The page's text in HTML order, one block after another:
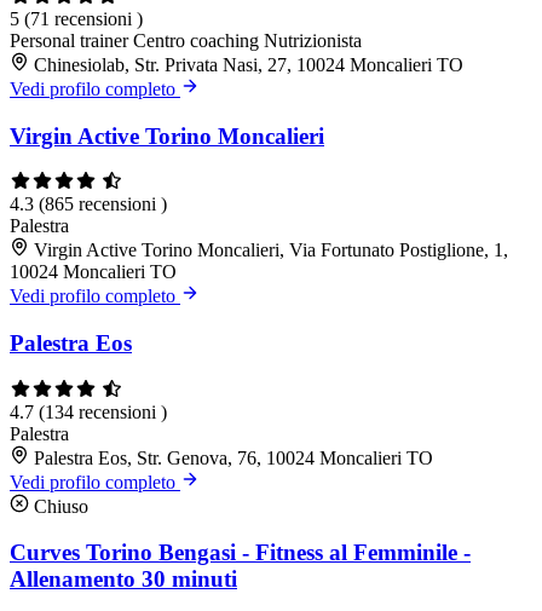
5 (71 recensioni )
Personal trainerCentro coaching Nutrizionista
Chinesiolab, Str. Privata Nasi, 27, 10024 Moncalieri TO
Vedi profilo completo
Virgin Active Torino Moncalieri
4.3 (865 recensioni )
Palestra
Virgin Active Torino Moncalieri, Via Fortunato Postiglione, 1,
10024 Moncalieri TO
Vedi profilo completo
Palestra Eos
4.7 (134 recensioni )
Palestra
Palestra Eos, Str. Genova, 76, 10024 Moncalieri TO
Vedi profilo completo
Chiuso
Curves Torino Bengasi - Fitness al Femminile -
Allenamento 30 minuti